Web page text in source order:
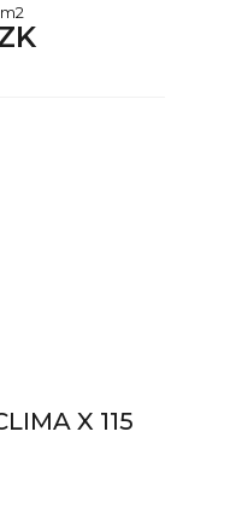
m2
X 115